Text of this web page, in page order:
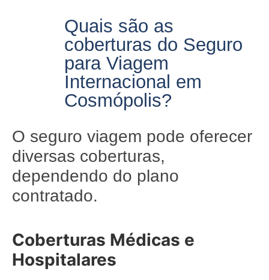
Quais são as
coberturas do Seguro
para Viagem
Internacional em
Cosmópolis?
O seguro viagem pode oferecer
diversas coberturas,
dependendo do plano
contratado.
Coberturas Médicas e
Hospitalares